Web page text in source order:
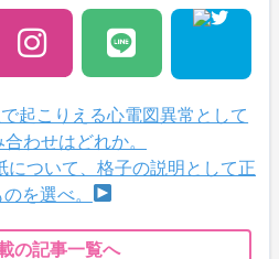
起こりえる心電図異常として
わせはどれか。
ついて、格子の説明として正
を選べ。
の記事一覧へ